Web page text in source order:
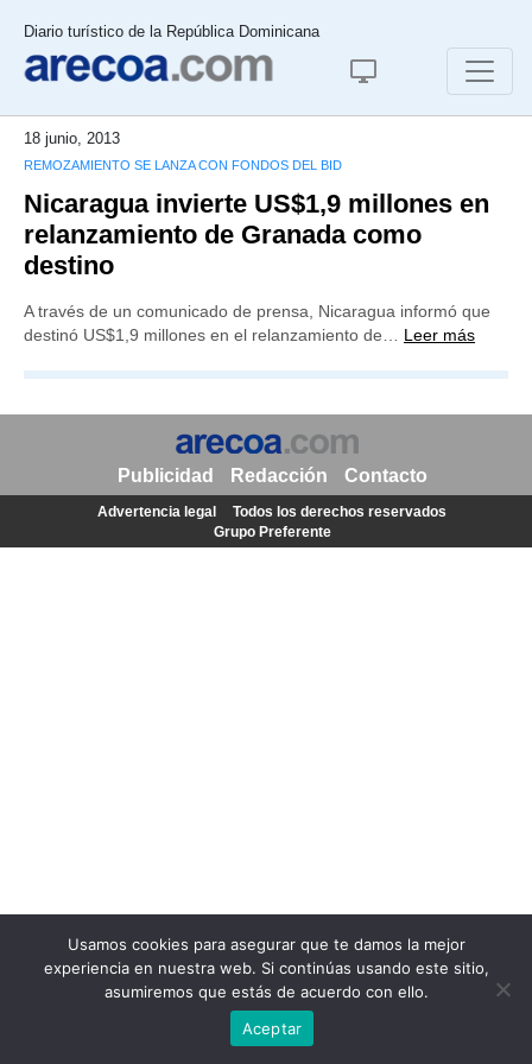
Diario turístico de la República Dominicana
18 junio, 2013
REMOZAMIENTO SE LANZA CON FONDOS DEL BID
Nicaragua invierte US$1,9 millones en
relanzamiento de Granada como
destino
A través de un comunicado de prensa, Nicaragua informó que
destinó US$1,9 millones en el relanzamiento de… Leer más
Usamos cookies para asegurar que te damos la mejor
experiencia en nuestra web. Si continúas usando este sitio,
asumiremos que estás de acuerdo con ello.
Aceptar
Publicidad Redacción Contacto
Advertencia legal
Todos los derechos reservados
Grupo Preferente